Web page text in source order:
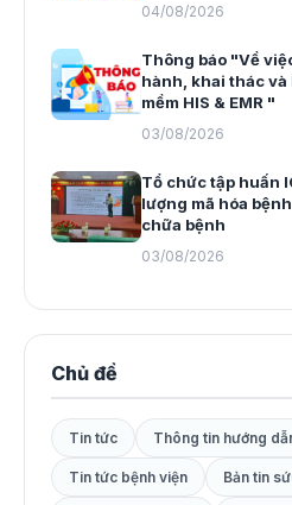
04/08/2026
Thông báo "Về
hành, khai thác
mềm HIS & EMR "
03/08/2026
Tổ chức tập huấn
lượng mã hóa
chữa bệnh
03/08/2026
Chủ đề
Tin tức Thông tin hướng
Tin tức bệnh viện Bản tin